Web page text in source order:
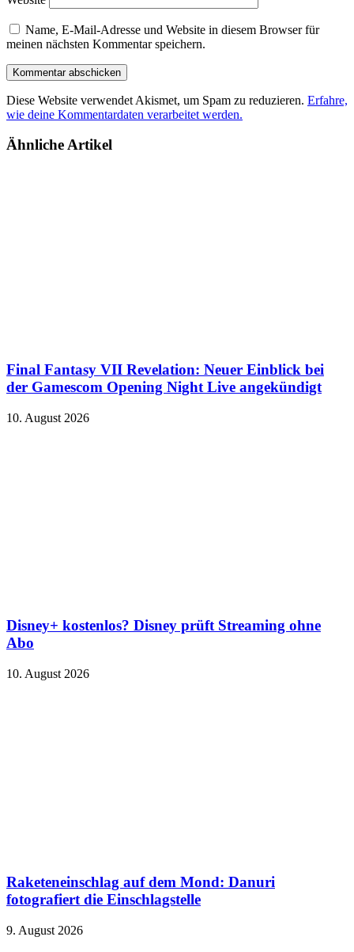
Name, E-Mail-Adresse und Website in diesem Browser für
meinen nächsten Kommentar speichern.
Diese Website verwendet Akismet, um Spam zu reduzieren. Erfahre,
wie deine Kommentardaten verarbeitet werden.
Ähnliche Artikel
Final Fantasy VII Revelation: Neuer Einblick bei
der Gamescom Opening Night Live angekündigt
10. August 2026
Disney+ kostenlos? Disney prüft Streaming ohne
Abo
10. August 2026
Raketeneinschlag auf dem Mond: Danuri
fotografiert die Einschlagstelle
9. August 2026